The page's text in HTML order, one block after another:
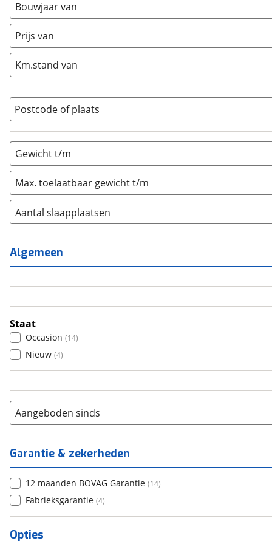
Caravan (18)
Half-integraal
Integraal (0)
Opzetunit (0
Vouwwagen (0)
Bouwjaar van
Prijs van
Km.stand van
Postcode of plaats
Gewicht t/m
Max. toelaatbaar gewicht t/m
Aantal slaapplaatsen
1 (0)
2 (0)
3 (4)
Algemeen
Staat
Occasion (14)
Nieuw (4)
Aangeboden sinds
Garantie & zekerheden
12 maanden BOVAG Garantie (14)
Fabrieksgarantie (4)
Opties